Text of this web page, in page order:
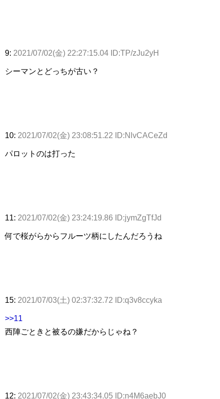
9: 2021/07/02(金) 22:27:15.04 ID:TP/zJu2yH
シーマンとどっちが古い？
10: 2021/07/02(金) 23:08:51.22 ID:NlvCACeZd
パロットのは打った
11: 2021/07/02(金) 23:24:19.86 ID:jymZgTfJd
何で桜がらからフルーツ柄にしたんだろうね
15: 2021/07/03(土) 02:37:32.72 ID:q3v8ccyka
>>11
西陣ごときと被るの嫌だからじゃね？
12: 2021/07/02(金) 23:43:34.05 ID:n4M6aebJ0